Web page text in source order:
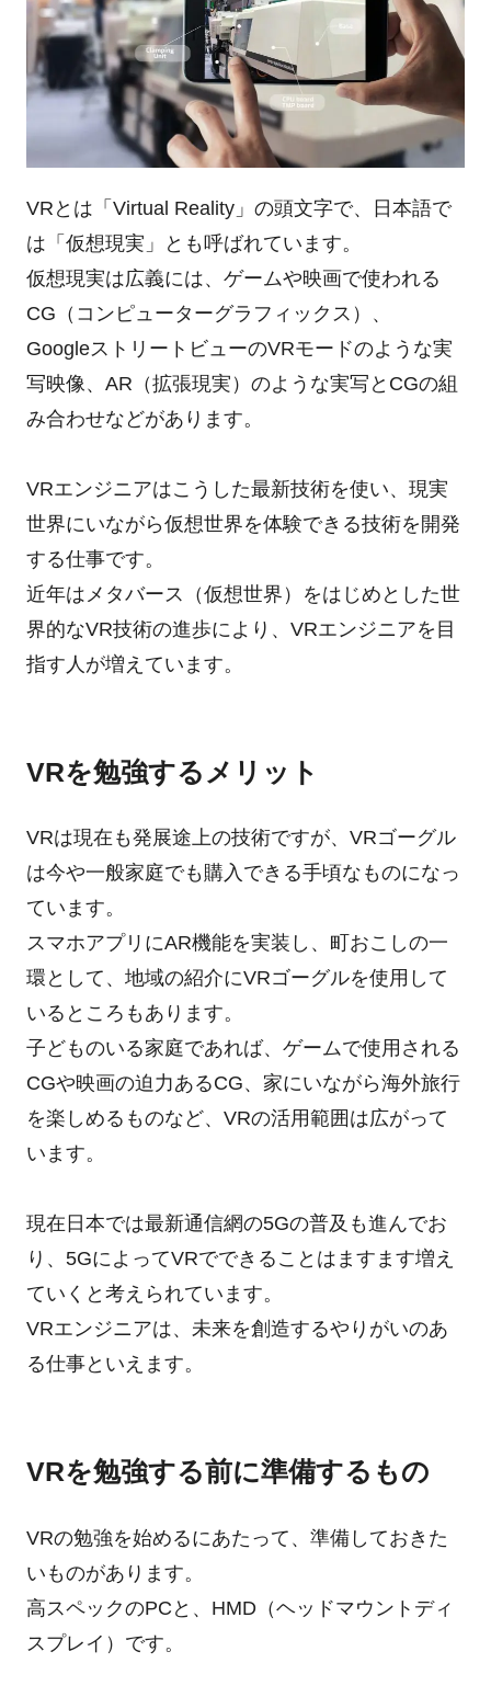
VRとは「Virtual Reality」の頭文字で、日本語で
は「仮想現実」とも呼ばれています。
仮想現実は広義には、ゲームや映画で使われる
CG（コンピューターグラフィックス）、
GoogleストリートビューのVRモードのような実
写映像、AR（拡張現実）のような実写とCGの組
み合わせなどがあります。
VRエンジニアはこうした最新技術を使い、現実
世界にいながら仮想世界を体験できる技術を開発
する仕事です。
近年はメタバース（仮想世界）をはじめとした世
界的なVR技術の進歩により、VRエンジニアを目
指す人が増えています。
VRを勉強するメリット
VRは現在も発展途上の技術ですが、VRゴーグル
は今や一般家庭でも購入できる手頃なものになっ
ています。
スマホアプリにAR機能を実装し、町おこしの一
環として、地域の紹介にVRゴーグルを使用して
いるところもあります。
子どものいる家庭であれば、ゲームで使用される
CGや映画の迫力あるCG、家にいながら海外旅行
を楽しめるものなど、VRの活用範囲は広がって
います。
現在日本では最新通信網の5Gの普及も進んでお
り、5GによってVRでできることはますます増え
ていくと考えられています。
VRエンジニアは、未来を創造するやりがいのあ
る仕事といえます。
VRを勉強する前に準備するもの
VRの勉強を始めるにあたって、準備しておきた
いものがあります。
高スペックのPCと、HMD（ヘッドマウントディ
スプレイ）です。